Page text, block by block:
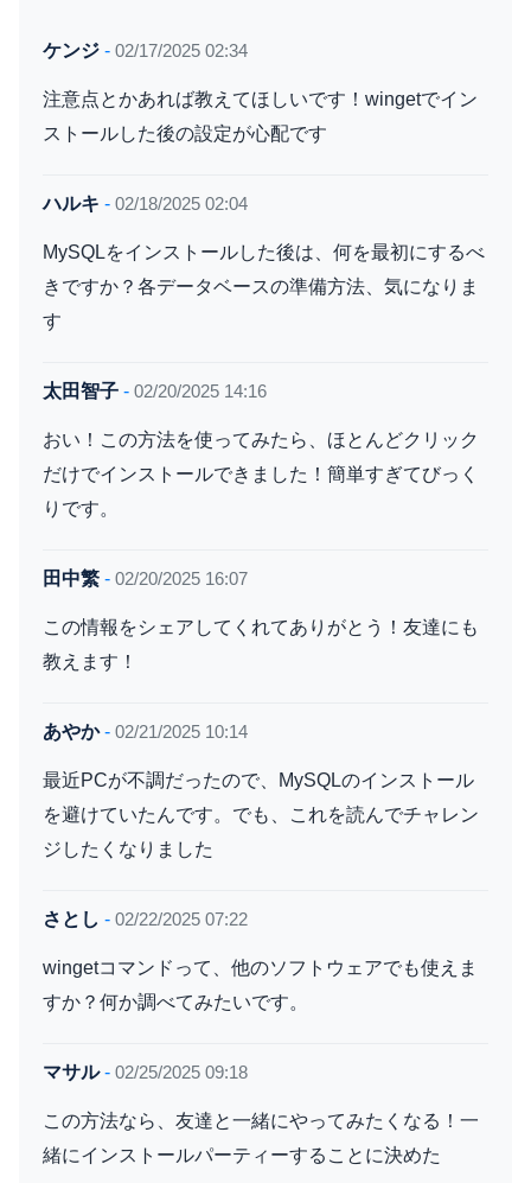
ケンジ - 02/17/2025 02:34
注意点とかあれば教えてほしいです！wingetでイン
ストールした後の設定が心配です
ハルキ - 02/18/2025 02:04
MySQLをインストールした後は、何を最初にするべ
きですか？各データベースの準備方法、気になりま
す
太田智子 - 02/20/2025 14:16
おい！この方法を使ってみたら、ほとんどクリック
だけでインストールできました！簡単すぎてびっく
りです。
田中繁 - 02/20/2025 16:07
この情報をシェアしてくれてありがとう！友達にも
教えます！
あやか- 02/21/2025 10:14
最近PCが不調だったので、MySQLのインストール
を避けていたんです。でも、これを読んでチャレン
ジしたくなりました
さとし - 02/22/2025 07:22
wingetコマンドって、他のソフトウェアでも使えま
すか？何か調べてみたいです。
マサル- 02/25/2025 09:18
この方法なら、友達と一緒にやってみたくなる！一
緒にインストールパーティーすることに決めた